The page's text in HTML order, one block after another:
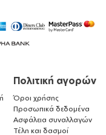
Πολιτική αγορών
Όροι χρήσης
Προσωπικά δεδομένα
Ασφάλεια συναλλαγών
Τέλη και δασμοί